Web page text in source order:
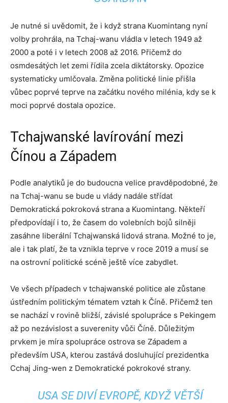
Je nutné si uvědomit, že i když strana Kuomintang nyní
volby prohrála, na Tchaj-wanu vládla v letech 1949 až
2000 a poté i v letech 2008 až 2016. Přičemž do
osmdesátých let zemi řídila zcela diktátorsky. Opozice
systematicky umlčovala. Změna politické linie přišla
vůbec poprvé teprve na začátku nového milénia, kdy se k
moci poprvé dostala opozice.
Tchajwanské lavírování mezi
Čínou a Západem
Podle analytiků je do budoucna velice pravděpodobné, že
na Tchaj-wanu se bude u vlády nadále střídat
Demokratická pokroková strana a Kuomintang. Někteří
předpovídají i to, že časem do volebních bojů silněji
zasáhne liberální Tchajwanská lidová strana. Možné to je,
ale i tak platí, že ta vznikla teprve v roce 2019 a musí se
na ostrovní politické scéně ještě více zabydlet.
Ve všech případech v tchajwanské politice ale zůstane
ústředním politickým tématem vztah k Číně. Přičemž ten
se nachází v rovině bližší, závislé spolupráce s Pekingem
až po nezávislost a suverenity vůči Číně. Důležitým
prvkem je míra spolupráce ostrova se Západem a
především USA, kterou zastává dosluhující prezidentka
Cchaj Jing-wen z Demokratické pokrokové strany.
USA SE DIVÍ EVROPĚ, KDYŽ VĚTŠÍ